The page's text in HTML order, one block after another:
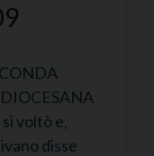
voltò e,
disse